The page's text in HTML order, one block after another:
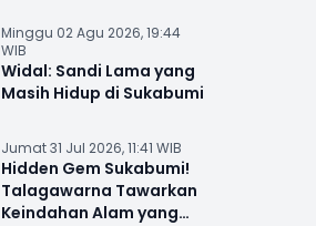
Minggu 02 Agu 2026, 19:44
WIB
Widal: Sandi Lama yang
Masih Hidup di Sukabumi
Jumat 31 Jul 2026, 11:41 WIB
Hidden Gem Sukabumi!
Talagawarna Tawarkan
Keindahan Alam yang